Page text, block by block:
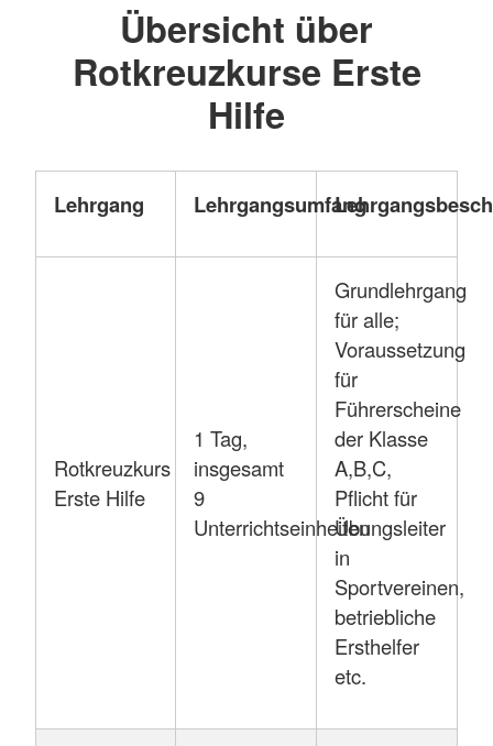
Übersicht über
Rotkreuzkurse Erste
Hilfe
Lehrgang Lehrgangsumfang
Rotkreuzkurs
Erste Hilfe
1 Tag,
insgesamt
9
Unterrichtseinheiten
Grundlehrgang
für alle;
Voraussetzung
für
Führerscheine
der Klasse
A,B,C,
Pflicht für
Übungsleiter
in
Sportvereinen,
betriebliche
Ersthelfer
etc.